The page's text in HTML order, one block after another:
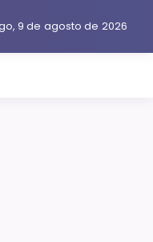
9 de agosto de 2026